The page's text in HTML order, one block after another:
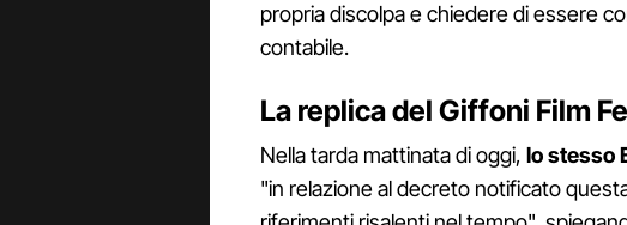
propria discolpa e chiedere di essere
contabile.
La replica del Giffoni Film
Nella tarda mattinata di oggi, lo stesso
"in relazione al decreto notificato